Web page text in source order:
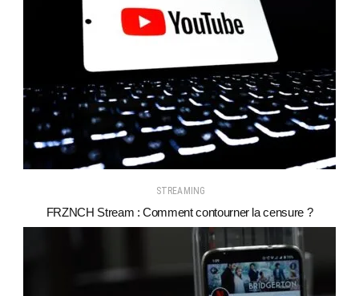
STREAMING
FRZNCH Stream : Comment contourner la censure ?